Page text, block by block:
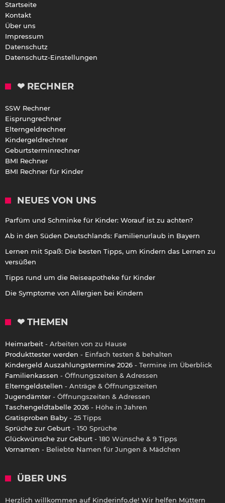
Startseite
Kontakt
Über uns
Impressum
Datenschutz
Datenschutz-Einstellungen
❤ RECHNER
SSW Rechner
Eisprungrechner
Elterngeldrechner
Kindergeldrechner
Geburtsterminrechner
BMI Rechner
BMI Rechner für Kinder
NEUES VON UNS
Parfüm und Schminke für Kinder: Worauf ist zu achten?
Ab in den Süden Deutschlands: Familienurlaub in Bayern
Lernen mit Spaß: Die besten Tipps, um Kindern das Lernen zu
versüßen
Tipps rund um die Reiseapotheke für Kinder
Die Symptome von Allergien bei Kindern
❤ THEMEN
Heimarbeit - Arbeiten von zu Hause
Produkttester werden - Einfach testen & behalten
Kindergeld Auszahlungstermine 2026 - Termine im Überblick
Familienkassen - Öffnungszeiten & Adressen
Elterngeldstellen - Anträge & Öffnungszeiten
Jugendämter - Öffnungszeiten & Adressen
Taschengeldtabelle 2026 - Höhe in Jahren
Gratisproben Baby - 25 Tipps
Sprüche zur Geburt - 150 Sprüche
Glückwünsche zur Geburt - 180 Wünsche & 9 Tipps
Vornamen - Beliebte Namen für Jungen & Mädchen
ÜBER UNS
Herzlich willkommen auf Kinderinfo.de! Wir helfen Müttern